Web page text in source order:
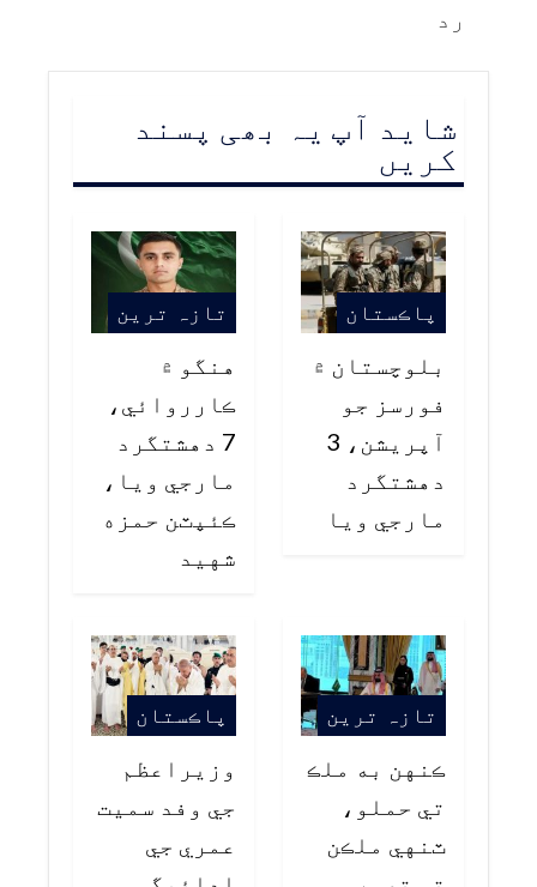
رد
شاید آپ یہ بھی پسند
کریں
پاڪستان
بلوچستان ۾
فورسز جو
آپريشن، 3
دهشتگرد
مارجي ويا
تازہ ترین
هنگو ۾
ڪارروائي،
7 دهشتگرد
مارجي ويا،
ڪئپٽن حمزه
شهيد
تازہ ترین
ڪنهن به ملڪ
تي حملو،
ٽنهي ملڪن
پاڪستان
وزيراعظم
جي وفد سميت
عمري جي